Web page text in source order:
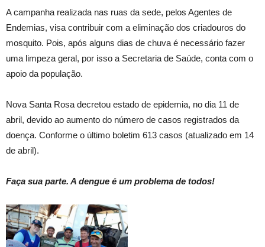
A campanha realizada nas ruas da sede, pelos Agentes de
Endemias, visa contribuir com a eliminação dos criadouros do
mosquito. Pois, após alguns dias de chuva é necessário fazer
uma limpeza geral, por isso a Secretaria de Saúde, conta com o
apoio da população.
Nova Santa Rosa decretou estado de epidemia, no dia 11 de
abril, devido ao aumento do número de casos registrados da
doença. Conforme o último boletim 613 casos (atualizado em 14
de abril).
Faça sua parte. A dengue é um problema de todos!